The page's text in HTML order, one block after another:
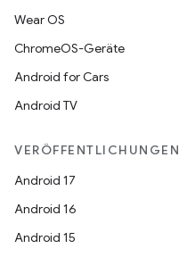
Wear OS
ChromeOS-Geräte
Android for Cars
Android TV
VERÖFFENTLICHUNGEN
Android 17
Android 16
Android 15